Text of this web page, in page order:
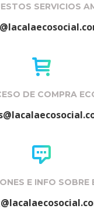
SERVICIOS
DE COMPRA
E INFO SOBRE